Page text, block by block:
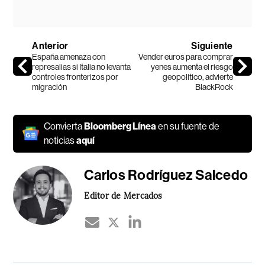
Anterior
España amenaza con
represalias si Italia no levanta
controles fronterizos por
migración
Siguiente
Vender euros para comprar
yenes aumenta el riesgo
geopolítico, advierte
BlackRock
ConviertaBloomberg Línea en su fuente de
noticiasaquí
Carlos Rodríguez Salcedo
Editor de Mercados